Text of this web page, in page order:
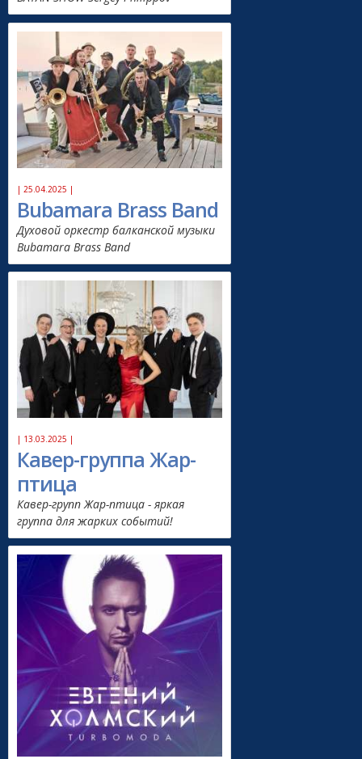
| 25.04.2025 |
Bubamara Brass Band
Духовой оркестр балканской музыки
Bubamara Brass Band
| 13.03.2025 |
Кавер-группа Жар-
птица
Кавер-групп Жар-птица - яркая
группа для жарких событий!